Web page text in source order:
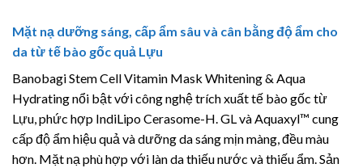
Mặt nạ dưỡng sáng, cấp ẩm sâu và cân bằng độ ẩm cho
da từ tế bào gốc quả Lựu
Banobagi Stem Cell Vitamin Mask Whitening & Aqua
Hydrating nổi bật với công nghệ trích xuất tế bào gốc từ
Lựu, phức hợp IndiLipo Cerasome-H. GL và Aquaxyl™ cung
cấp độ ẩm hiệu quả và dưỡng da sáng mịn màng, đều màu
hơn. Mặt nạ phù hợp với làn da thiếu nước và thiếu ẩm. Sản